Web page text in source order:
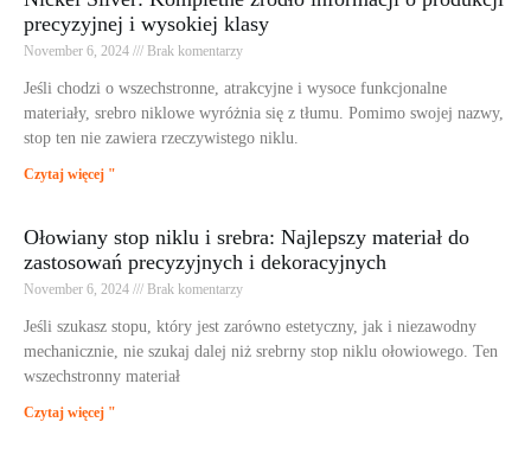
precyzyjnej i wysokiej klasy
November 6, 2024 Brak komentarzy
Jeśli chodzi o wszechstronne, atrakcyjne i wysoce funkcjonalne
materiały, srebro niklowe wyróżnia się z tłumu. Pomimo swojej nazwy,
stop ten nie zawiera rzeczywistego niklu.
Czytaj więcej "
Ołowiany stop niklu i srebra: Najlepszy materiał do
zastosowań precyzyjnych i dekoracyjnych
November 6, 2024 Brak komentarzy
Jeśli szukasz stopu, który jest zarówno estetyczny, jak i niezawodny
mechanicznie, nie szukaj dalej niż srebrny stop niklu ołowiowego. Ten
wszechstronny materiał
Czytaj więcej "